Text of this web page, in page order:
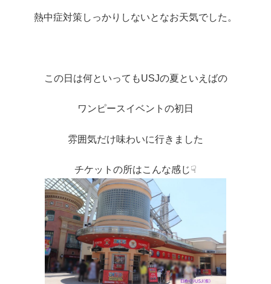
熱中症対策しっかりしないとなお天気でした。
この日は何といってもUSJの夏といえばの
ワンピースイベントの初日
雰囲気だけ味わいに行きました
チケットの所はこんな感じ☟